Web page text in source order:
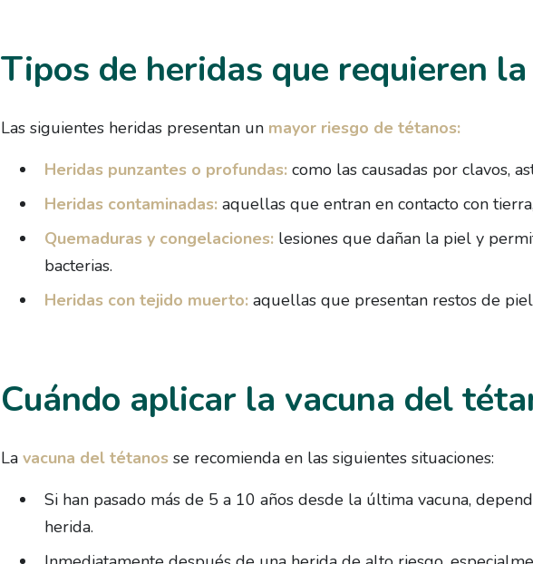
Tipos de heridas que requieren
Las siguientes heridas presentan un mayor riesgo de tétanos:
Heridas punzantes o profundas: como las causadas por clavos,
Heridas contaminadas: aquellas que entran en contacto con
Quemaduras y congelaciones: lesiones que dañan la piel y
bacterias.
Heridas con tejido muerto: aquellas que presentan restos de
Cuándo aplicar la vacuna del
La vacuna del tétanos se recomienda en las siguientes situaciones:
Si han pasado más de 5 a 10 años desde la última vacuna,
herida.